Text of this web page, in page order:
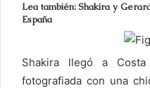
c
Lea también: Shakira y
España
Shakira llegó a
fotografiada con una